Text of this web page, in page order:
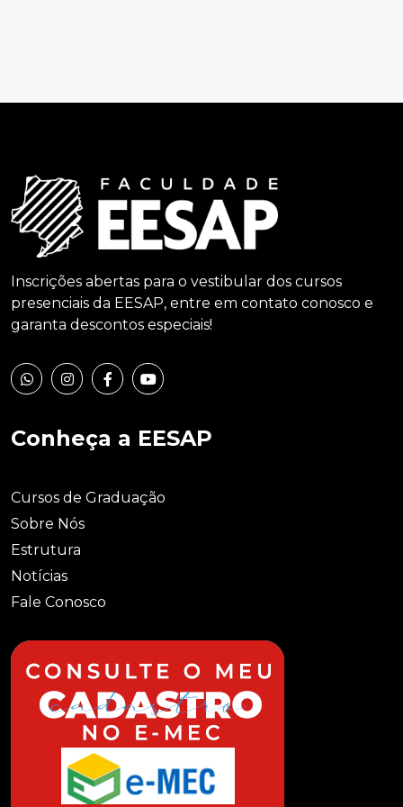
Inscrições abertas para o vestibular dos cursos
presenciais da EESAP, entre em contato conosco e
garanta descontos especiais!
Conheça a EESAP
Cursos de Graduação
Sobre Nós
Estrutura
Notícias
Fale Conosco